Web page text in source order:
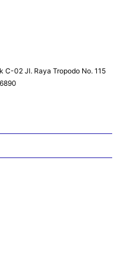
C-02 Jl. Raya Tropodo No. 115